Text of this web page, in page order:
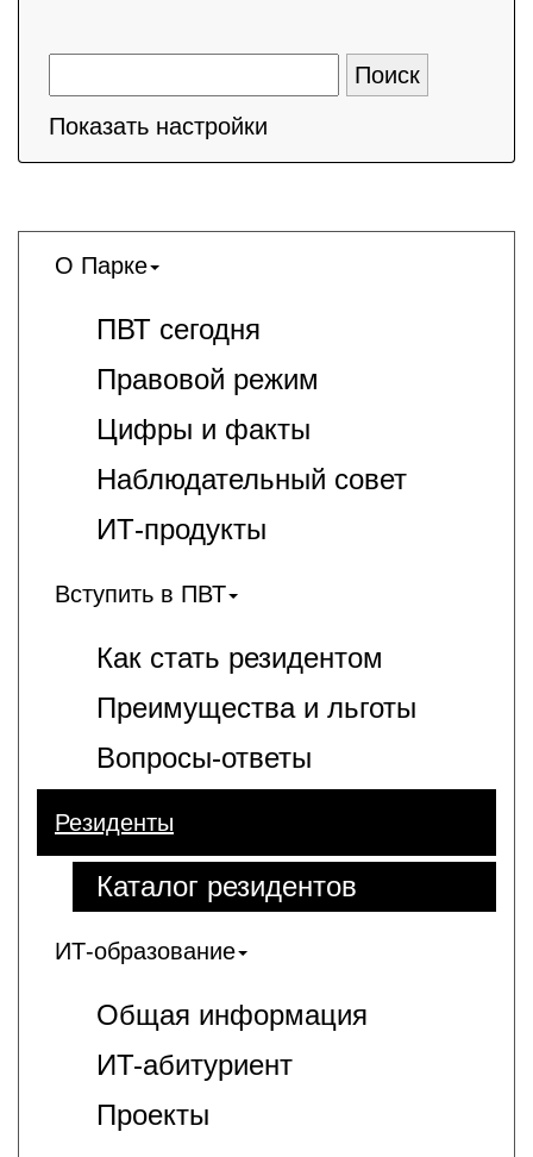
Показать настройки
О Парке
ПВТ сегодня
Правовой режим
Цифры и факты
Наблюдательный совет
ИТ-продукты
Вступить в ПВТ
Как стать резидентом
Преимущества и льготы
Вопросы-ответы
Резиденты
Каталог резидентов
ИТ-образование
Общая информация
ИT-абитуриент
Проекты